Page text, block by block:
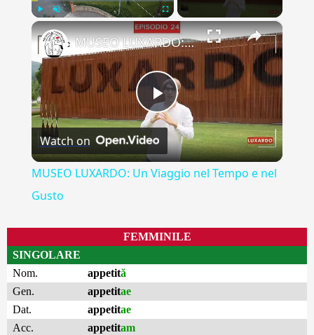
Fullscreen ×
Play
Video
MUSEO LUXARDO: Un Viaggio nel Tempo e nel Gusto
Watch on
MUSEO LUXARDO: Un Viaggio nel Tempo e nel
Gusto
FEMMINILE
SINGOLARE
Nom.
appetită
Gen.
appetitae
Dat.
appetitae
Acc.
appetitam